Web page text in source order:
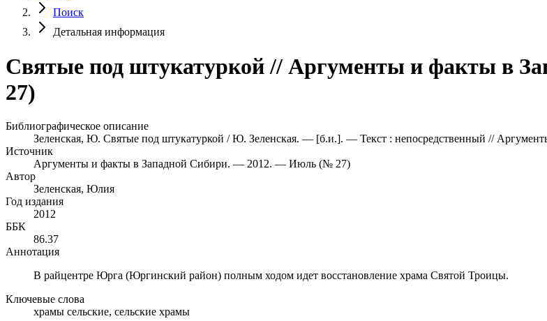
Поиск
Детальная информация
Святые под штукатуркой // Аргументы и факты в
27)
Библиографическое описание
Зеленская, Ю. Святые под штукатуркой / Ю. Зеленская. — [б.и.]. — Текст : непосредственный //
Источник
Аргументы и факты в Западной Сибири. — 2012. — Июль (№ 27)
Автор
Зеленская, Юлия
Год издания
2012
ББК
86.37
Аннотация
В райцентре Юрга (Юргинский район) полным ходом идет восстановление храма Святой Троицы.
Ключевые слова
храмы сельские, сельские храмы